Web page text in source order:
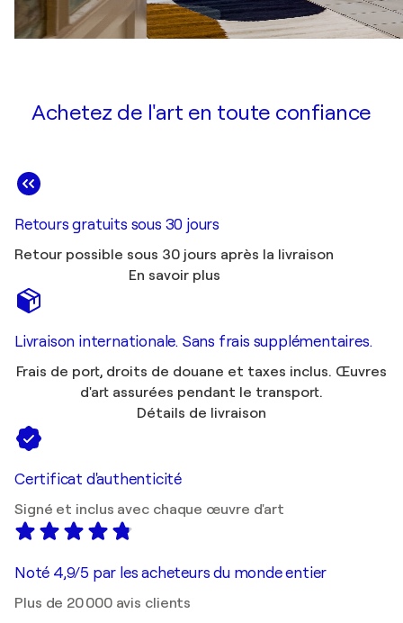
Achetez de l'art en toute confiance
Retours gratuits sous 30 jours
Retour possible sous 30 jours après la livraison
En savoir plus
Livraison internationale. Sans frais supplémentaires.
Frais de port, droits de douane et taxes inclus. Œuvres
d'art assurées pendant le transport.
Détails de livraison
Certificat d'authenticité
Signé et inclus avec chaque œuvre d'art
Noté 4,9/5 par les acheteurs du monde entier
Plus de 20 000 avis clients